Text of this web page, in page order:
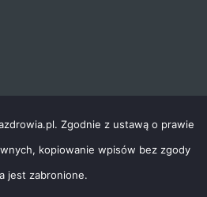
Zgodnie z ustawą o prawie
kopiowanie wpisów bez zgody
jest zabronione.